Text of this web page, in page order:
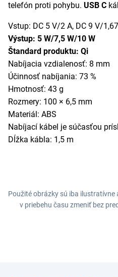
telefón proti pohybu. USB C
Vstup: DC 5 V/2 A, DC 9 V/
Výstup: 5 W/7,5 W/10 W
Štandard produktu: Qi
Nabíjacia vzdialenosť: 8 mm
Účinnosť nabíjania: 73 %
Hmotnosť: 43 g
Rozmery: 100 × 6,5 mm
Materiál: ABS
Nabíjací kábel je súčasťou
Dĺžka kábla: 1,5 m
Použité obrázky sú iba ilustratívne
v priebehu času zmeniť bez